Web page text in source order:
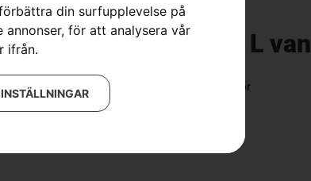
din surfupplevelse på
för att analysera vår
ifrån.
laddningshubb L van
för batteriprodukter Reservdelar & tillbehör
kr